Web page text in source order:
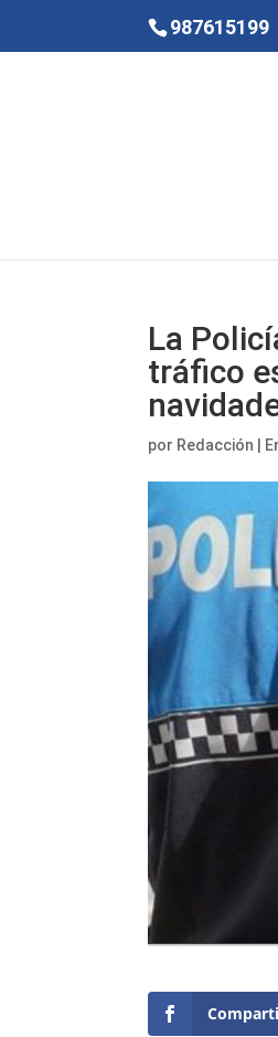
987615199
La
tráfico
por Redacción